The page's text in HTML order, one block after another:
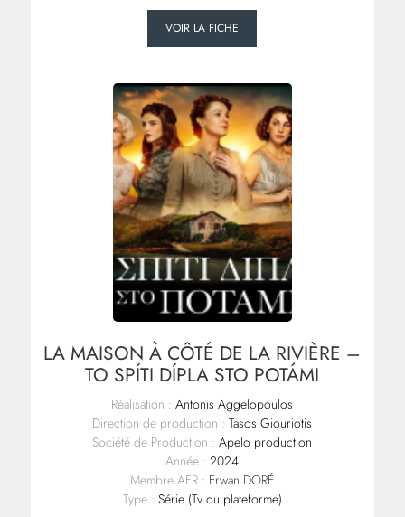
VOIR LA FICHE
LA MAISON À CÔTÉ DE LA RIVIÈRE –
TO SPÍTI DÍPLA STO POTÁMI
Réalisation : Antonis Aggelopoulos
Direction de production : Tasos Giouriotis
Société de Production : Apelo production
Année : 2024
Membre AFR : Erwan DORÉ
Type : Série (Tv ou plateforme)